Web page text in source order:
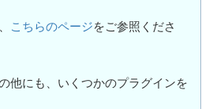
こちらのページをご参照くださ
他にも、いくつかのプラグインを